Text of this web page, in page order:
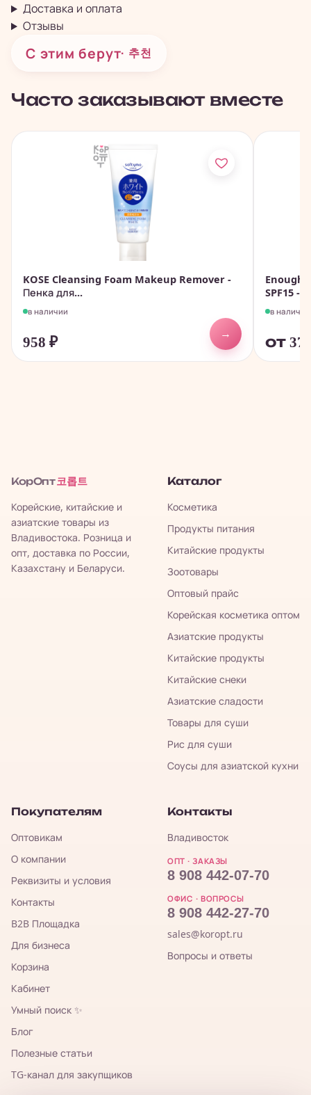
Доставка и оплата
Отзывы
С этим берут· 추천
Часто заказывают вместе
KOSE Cleansing Foam Makeup Remover -
Пенка для...
в наличии
958 ₽
→
Enough
SPF15 -...
в наличии
от 37
КорОпт 코롭트
Корейские, китайские и
азиатские товары из
Владивостока. Розница и
опт, доставка по России,
Казахстану и Беларуси.
Каталог
Косметика
Продукты питания
Китайские продукты
Зоотовары
Оптовый прайс
Корейская косметика оптом
Азиатские продукты
Китайские продукты
Китайские снеки
Азиатские сладости
Товары для суши
Рис для суши
Соусы для азиатской кухни
Покупателям
Оптовикам
О компании
Реквизиты и условия
Контакты
B2B Площадка
Для бизнеса
Корзина
Кабинет
Умный поиск ✨
Блог
Полезные статьи
TG-канал для закупщиков
Контакты
Владивосток
ОПТ · ЗАКАЗЫ
8 908 442-07-70
ОФИС · ВОПРОСЫ
8 908 442-27-70
sales@koropt.ru
Вопросы и ответы